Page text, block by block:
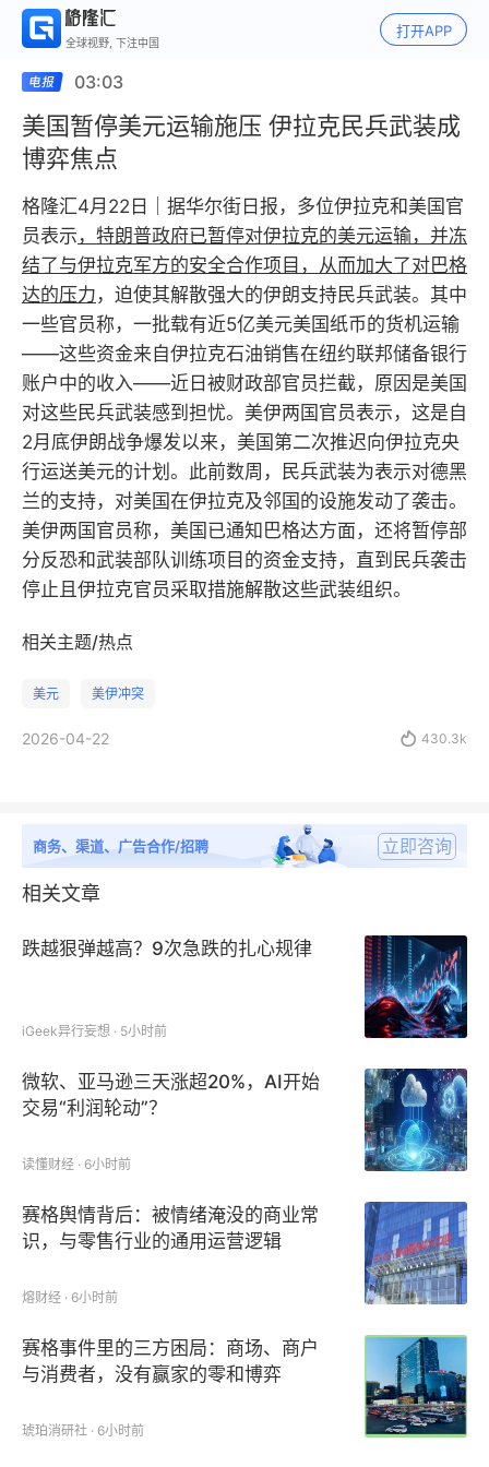
全球视野, 下注中国
打开APP
03:03
美国暂停美元运输施压 伊拉克民兵武装成
博弈焦点
格隆汇4月22日｜据华尔街日报，多位伊拉克和美国官
员表示 ，特朗普政府已暂停对伊拉克的美元运输，并冻
结了与伊拉克军方的安全合作项目，从而加大了对巴格
达的压力 ，迫使其解散强大的伊朗支持民兵武装。其中
一些官员称，一批载有近5亿美元美国纸币的货机运输
——这些资金来自伊拉克石油销售在纽约联邦储备银行
账户中的收入——近日被财政部官员拦截，原因是美国
对这些民兵武装感到担忧。美伊两国官员表示，这是自
2月底伊朗战争爆发以来，美国第二次推迟向伊拉克央
行运送美元的计划。此前数周，民兵武装为表示对德黑
兰的支持，对美国在伊拉克及邻国的设施发动了袭击。
美伊两国官员称，美国已通知巴格达方面，还将暂停部
分反恐和武装部队训练项目的资金支持，直到民兵袭击
停止且伊拉克官员采取措施解散这些武装组织。
相关主题/热点
美元 美伊冲突
2026-04-22  430.3k
商务、渠道、广告合作/招聘 立即咨询
相关文章
跌越狠弹越高？9次急跌的扎心规律
iGeek异行妄想 · 5小时前
微软、亚马逊三天涨超20%，AI开始
交易“利润轮动”？
读懂财经 · 6小时前
赛格舆情背后：被情绪淹没的商业常
识，与零售行业的通用运营逻辑
熔财经 · 6小时前
赛格事件里的三方困局：商场、商户
与消费者，没有赢家的零和博弈
琥珀消研社 · 6小时前